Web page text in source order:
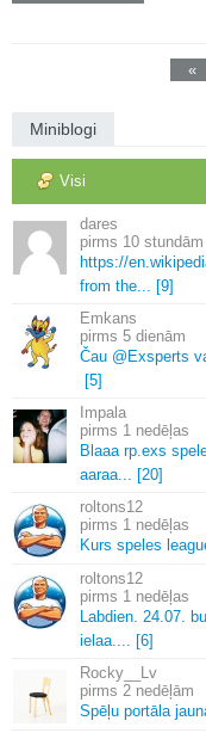
«
Miniblogi
Visi
dares
10 stundām
https://en.
from the.
[9]
Emkans
5 dienām
Čau @Exsperts
[5]
Impala
1 nedēļas
Blaaa rp. exs
aaraa.
[20]
roltons12
1 nedēļas
Kurs speles
roltons12
1 nedēļas
Labdien. 24. 07.
ielaa.
[6]
Rocky__Lv
2 nedēļām
Spēļu portāla